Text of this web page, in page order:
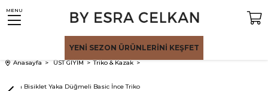
MENU
YENİ SEZON ÜRÜNLERİNİ KEŞFET
Anasayfa ÜST GİYİM Triko & Kazak
Siyah Bisiklet Yaka Düğmeli Basic İnce Triko